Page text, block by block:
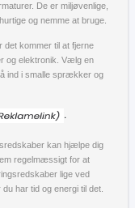
De er miljøvenlige,
og nemme at bruge.
kommer til at fjerne
og elektronik. Vælg en
ind i smalle sprækker og
.
kan hjælpe dig
regelmæssigt for at
lige ved
har tid og energi til det.